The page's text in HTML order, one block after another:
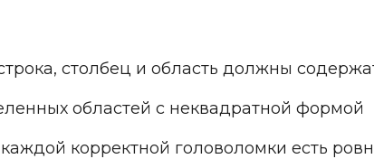
столбец и область должны
областей с неквадратной формой
корректной головоломки есть